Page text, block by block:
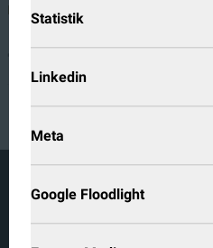
DETAILSStatistik
Linkedin
Meta
Google Floodlight